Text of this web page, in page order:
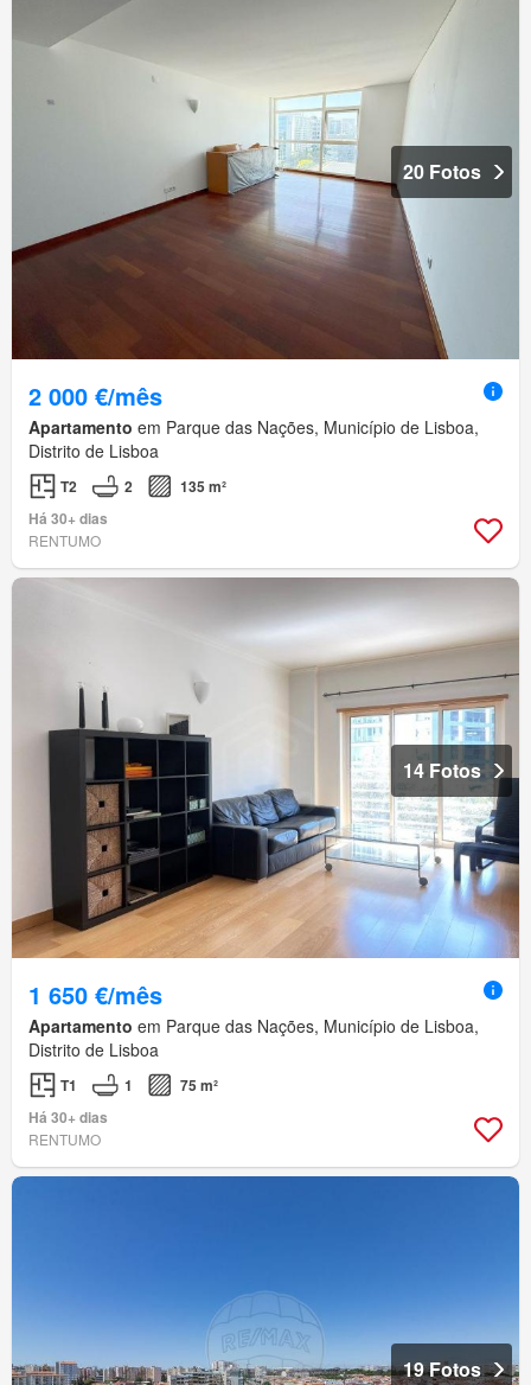
20 Fotos
2 000 €/mês
Apartamento em Parque das Nações, Município de Lisboa,
Distrito de Lisboa
T2 2
135 m²
Há 30+ dias
RENTUMO
14 Fotos
1 650 €/mês
Apartamento em Parque das Nações, Município de Lisboa,
Distrito de Lisboa
T1 1
75 m²
Há 30+ dias
RENTUMO
19 Fotos